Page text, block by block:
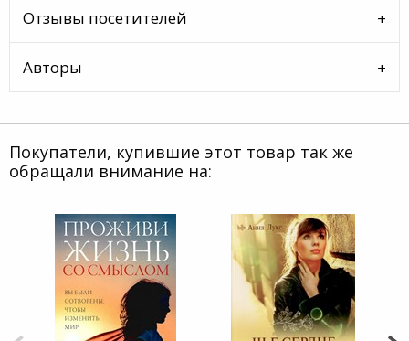
Отзывы посетителей
Авторы
Покупатели, купившие этот товар так же
обращали внимание на: